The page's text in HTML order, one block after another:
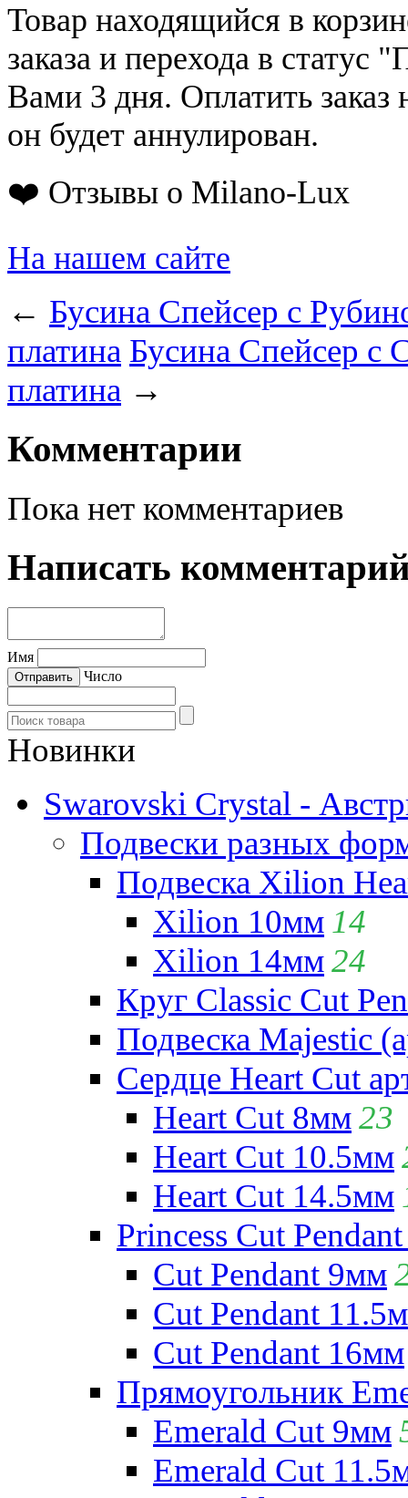
Товар находящийся в
заказа и перехода в статус
Вами 3 дня. Оплатить заказ
он будет аннулирован.
❤️ Отзывы о Milano-Lux
На нашем сайте
← Бусина Спейсер с
платина Бусина Спейсер с
платина →
Комментарии
Пока нет комментариев
Написать
Имя
Число
Новинки
Swarovski Crystal -
Подвески разных
Подвеска Xilion
Xilion 10мм 14
Xilion 14мм24
Круг Classic Cut
Подвеска Majestic
Сердце Heart Cut
Heart Cut 8мм23
Heart Cut 10.5мм
Heart Cut 14.5мм
Princess Cut
Cut Pendant 9мм
Cut Pendant
Cut Pendant 16мм
Прямоугольник
Emerald Cut 9мм
Emerald Cut